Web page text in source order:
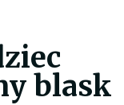
blask